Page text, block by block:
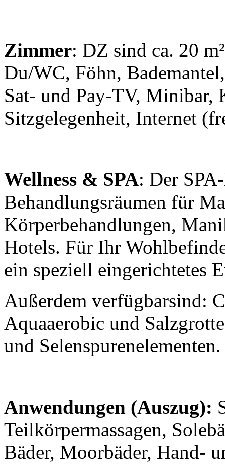
Zimmer: DZ sind ca. 20
Du/WC, Föhn,
Sat- und Pay-TV, Minibar,
Sitzgelegenheit, Internet
Wellness & SPA: Der
Behandlungsräumen für
Körperbehandlungen,
Hotels. Für Ihr
ein speziell eingerichtetes
Außerdem verfügbarsind:
Aquaaerobic und
und Selenspurenelementen.
Anwendungen (Auszug):
Teilkörpermassagen,
Bäder, Moorbäder, Hand-